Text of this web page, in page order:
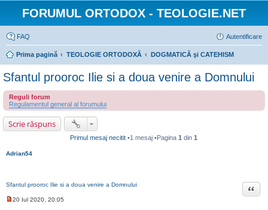
FORUMUL ORTODOX - TEOLOGIE.NET
FAQ Autentificare
Prima pagină TEOLOGIE ORTODOXĂ DOGMATICĂ şi CATEHISM
Sfantul prooroc Ilie si a doua venire a Domnului
Reguli forum
Regulamentul general al forumului
Scrie răspuns
Primul mesaj necitit •1 mesaj •Pagina1 din1
Adrian54
Sfantul prooroc Ilie si a doua venire a Domnului Citat
20 Iul 2020, 20:05